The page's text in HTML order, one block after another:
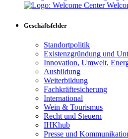
Geschäftsfelder
Standortpolitik
Existenzgründung und
Innovation, Umwelt,
Ausbildung
Weiterbildung
Fachkräftesicherung
International
Wein & Tourismus
Recht und Steuern
IHKhub
Presse und